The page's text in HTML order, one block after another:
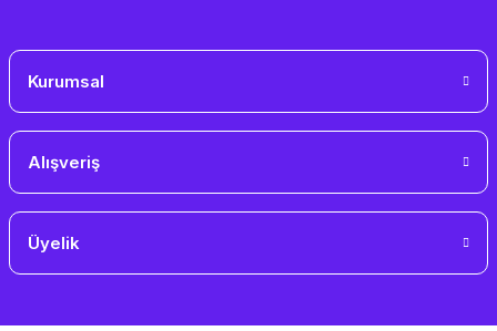
Kurumsal
Alışveriş
Üyelik